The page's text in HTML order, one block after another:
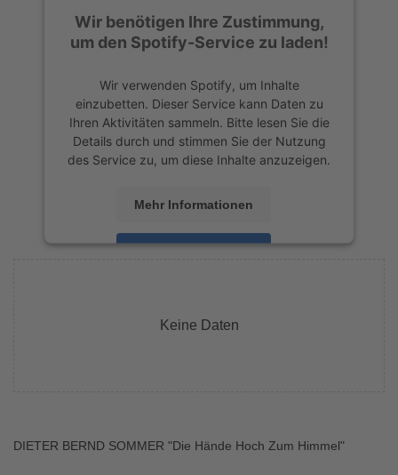
Wir benötigen Ihre Zustimmung,
um den Spotify-Service zu laden!
Wir verwenden Spotify, um Inhalte
einzubetten. Dieser Service kann Daten zu
Ihren Aktivitäten sammeln. Bitte lesen Sie die
Details durch und stimmen Sie der Nutzung
des Service zu, um diese Inhalte anzuzeigen.
Mehr Informationen
Akzeptieren
Keine Daten
DIETER BERND SOMMER "Die Hände Hoch Zum Himmel"